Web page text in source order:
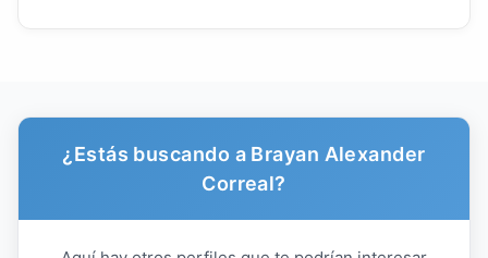
¿Estás buscando a Brayan Alexander
Correal?